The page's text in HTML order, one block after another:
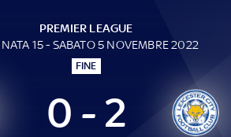
PREMIER LEAGUE
15 - SABATO 5 NOVEMBRE 2022
FINE
0 - 2